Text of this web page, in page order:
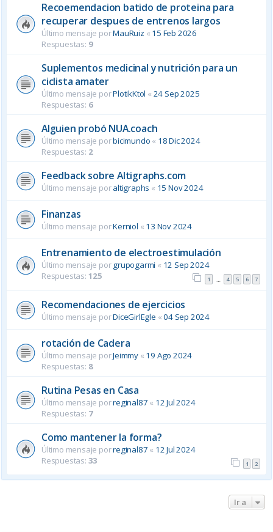
Recoemendacion batido de proteina para
recuperar despues de entrenos largos
Último mensaje porMauRuiz « 15 Feb 2026
Respuestas: 9
Suplementos medicinal y nutrición para un
ciclista amater
Último mensaje porPlotikKtol « 24 Sep 2025
Respuestas: 6
Alguien probó NUA.coach
Último mensaje porbicimundo « 18 Dic 2024
Respuestas: 2
Feedback sobre Altigraphs.com
Último mensaje poraltigraphs « 15 Nov 2024
Finanzas
Último mensaje porKerniol « 13 Nov 2024
Entrenamiento de electroestimulación
Último mensaje porgrupogarmi « 12 Sep 2024
Respuestas: 125 1 … 4 5 6 7
Recomendaciones de ejercicios
Último mensaje porDiceGirlEgle «04 Sep 2024
rotación de Cadera
Último mensaje porJeimmy « 19 Ago 2024
Respuestas: 8
Rutina Pesas en Casa
Último mensaje porreginal87 « 12 Jul 2024
Respuestas: 7
Como mantener la forma?
Último mensaje porreginal87 « 12 Jul 2024
Respuestas: 33 1 2
Ir a